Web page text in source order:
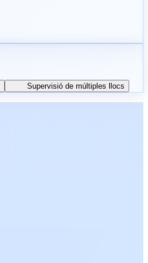
Supervisió de múltiples llocs